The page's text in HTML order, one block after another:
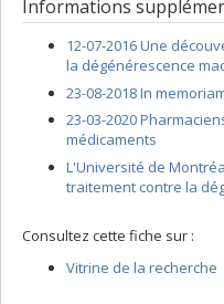
Informations
12-07-2016 Une
la dégénérescence
23-08-2018 In
23-03-2020
médicaments
L'Université de
traitement contre la
Consultez cette fiche sur :
Vitrine de la recherche